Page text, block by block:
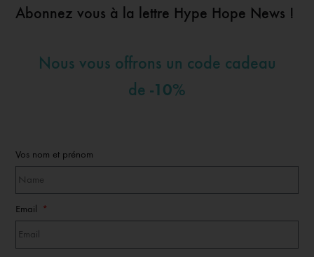
Abonnez vous à la lettre Hype Hope News !
Nous vous offrons un code cadeau
de -10%
Vos nom et prénom
Email